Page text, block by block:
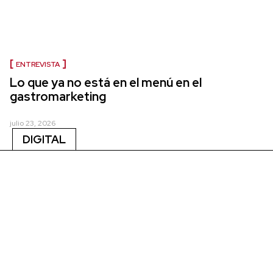
ENTREVISTA
Lo que ya no está en el menú en el
gastromarketing
julio 23, 2026
DIGITAL